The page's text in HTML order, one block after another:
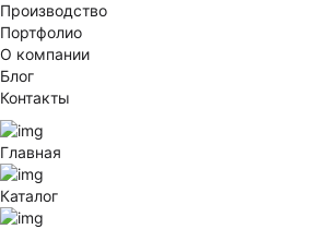
Производство
Портфолио
О компании
Блог
Контакты
Главная
Каталог